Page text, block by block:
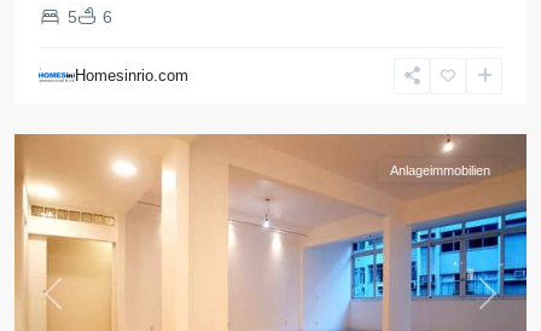
5 6
Homesinrio.com
Copacabana
de
Previous Next
Anlageimmobilien